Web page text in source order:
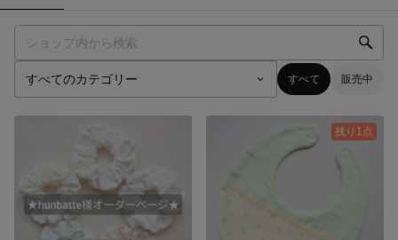
すべて 販売中
残り1点